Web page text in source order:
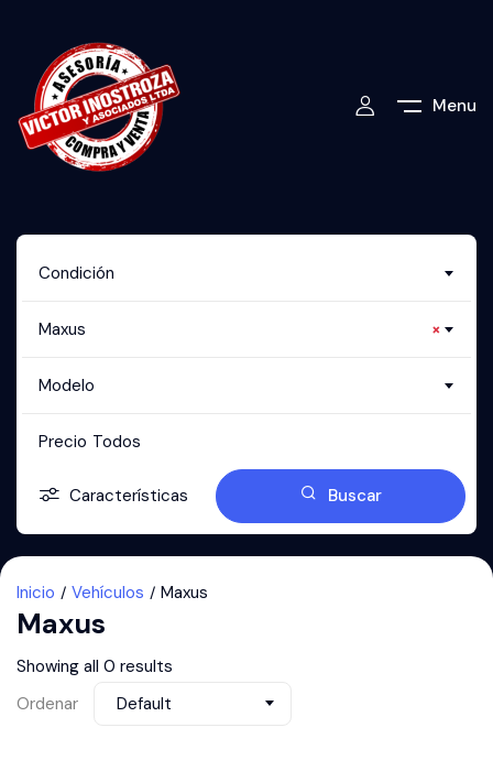
Menu
Condición
×
Maxus
Modelo
Precio Todos
Características Buscar
Inicio Vehículos Maxus
Maxus
Showing all 0 results
Ordenar
Default